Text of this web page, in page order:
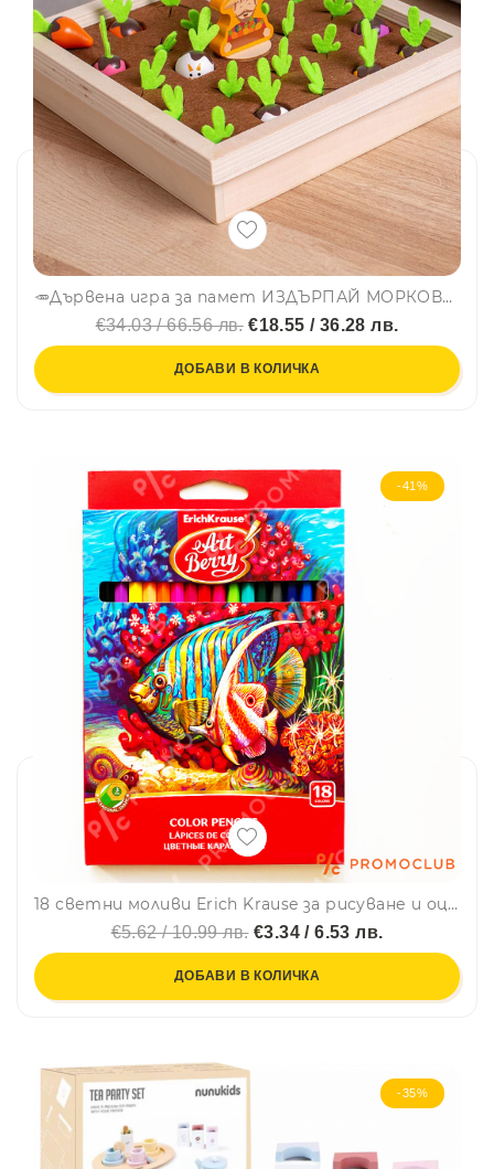
🥕Дървена игра за памет ИЗДЪРПАЙ МОРКОВЧЕ - МОНТЕСОРИ СОРТЕР CSDW-023
€34.03 / 66.56 лв.€18.55 / 36.28 лв.
ДОБАВИ В КОЛИЧКА
-41%
18 светни моливи Erich Krause за рисуване и оцветяване
€5.62 / 10.99 лв.€3.34 / 6.53 лв.
ДОБАВИ В КОЛИЧКА
-35%